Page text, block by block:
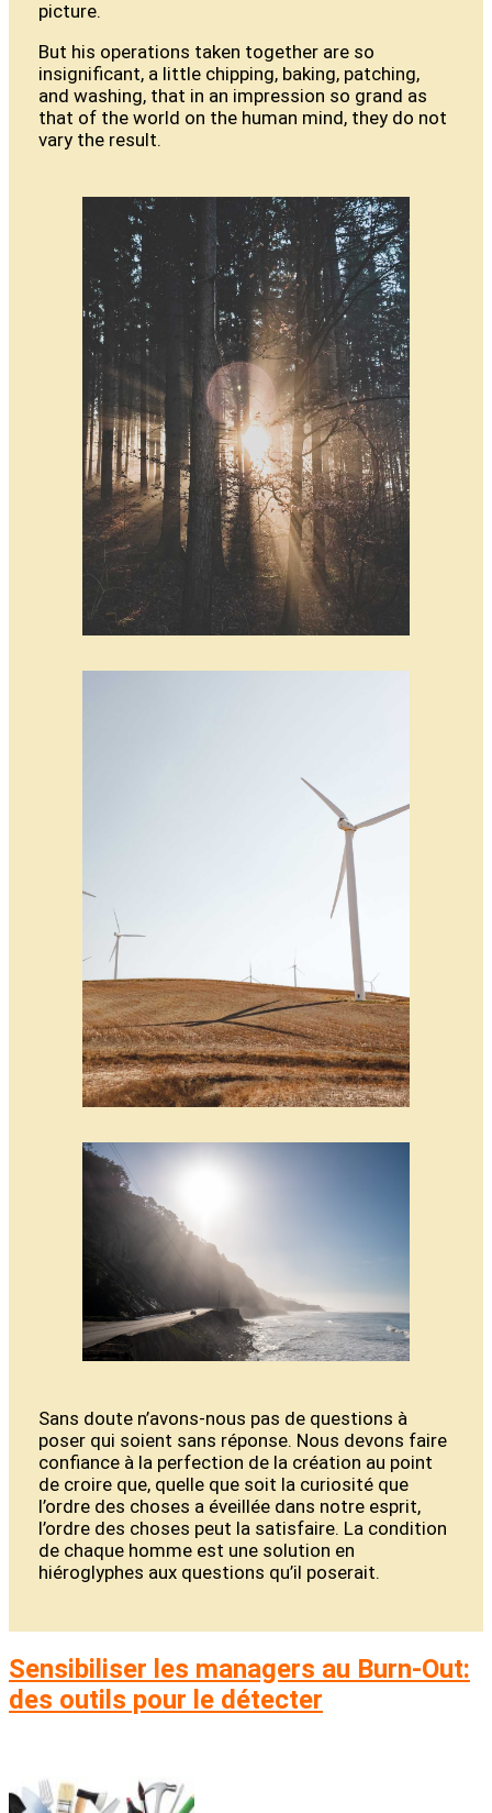
picture.
But his operations taken together are so
insignificant, a little chipping, baking, patching,
and washing, that in an impression so grand as
that of the world on the human mind, they do not
vary the result.
Sans doute n’avons-nous pas de questions à
poser qui soient sans réponse. Nous devons faire
confiance à la perfection de la création au point
de croire que, quelle que soit la curiosité que
l’ordre des choses a éveillée dans notre esprit,
l’ordre des choses peut la satisfaire. La condition
de chaque homme est une solution en
hiéroglyphes aux questions qu’il poserait.
Sensibiliser les managers au Burn-Out:
des outils pour le détecter